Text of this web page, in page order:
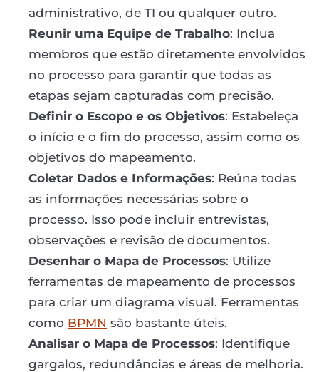
administrativo, de TI ou qualquer outro.
Reunir uma Equipe de Trabalho: Inclua
membros que estão diretamente envolvidos
no processo para garantir que todas as
etapas sejam capturadas com precisão.
Definir o Escopo e os Objetivos: Estabeleça
o início e o fim do processo, assim como os
objetivos do mapeamento.
Coletar Dados e Informações: Reúna todas
as informações necessárias sobre o
processo. Isso pode incluir entrevistas,
observações e revisão de documentos.
Desenhar o Mapa de Processos: Utilize
ferramentas de mapeamento de processos
para criar um diagrama visual. Ferramentas
como BPMN são bastante úteis.
Analisar o Mapa de Processos: Identifique
gargalos, redundâncias e áreas de melhoria.